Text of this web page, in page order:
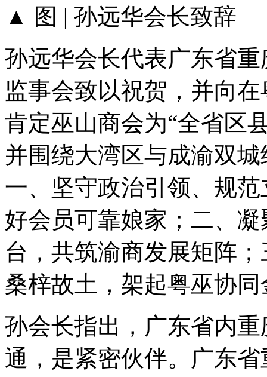
▲ 图 | 孙远华会长致辞
孙远华会长代表广东省
监事会致以祝贺，并向
肯定巫山商会为“全省区
并围绕大湾区与成渝双
一、坚守政治引领、规
好会员可靠娘家；二、
台，共筑渝商发展矩阵
桑梓故土，架起粤巫协同
孙会长指出，广东省内
通，是紧密伙伴。广东